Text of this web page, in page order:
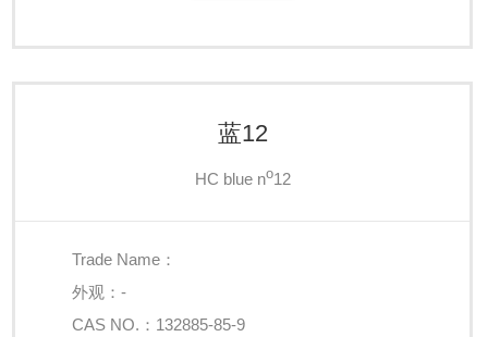
蓝12
HC blue no12
Trade Name：
外观：-
CAS NO.：132885-85-9